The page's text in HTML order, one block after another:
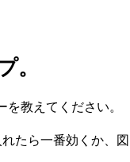
。
を教えてください。
たら一番効くか、図